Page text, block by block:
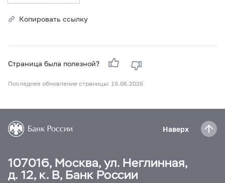
Копировать ссылку
Страница была полезной?
Последнее обновление страницы: 19.06.2026
Наверх
107016, Москва, ул. Неглинная,
д. 12, к. В, Банк России